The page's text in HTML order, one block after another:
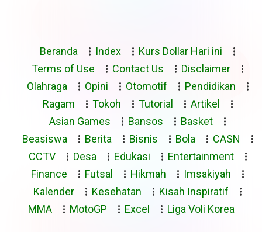
Beranda Index
Kurs Dollar Hari ini
Terms of Use
Contact Us
Disclaimer
Olahraga
Opini Otomotif
Pendidikan
Ragam
Tokoh Tutorial
Artikel
Asian Games
Bansos
Basket
Beasiswa
Berita Bisnis Bola
CASN
CCTV
Desa Edukasi
Entertainment
Finance
Futsal Hikmah
Imsakiyah
Kalender
Kesehatan
Kisah Inspiratif
MMA
MotoGP Excel Liga Voli Korea